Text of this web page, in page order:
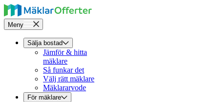
Meny
Sälja bostad
Jämför & hitta
mäklare
Så funkar det
Välj rätt mäklare
Mäklararvode
För mäklare